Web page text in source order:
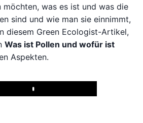
möchten, was es ist und was die
sind und wie man sie einnimmt,
diesem Green Ecologist-Artikel,
Was ist Pollen und wofür ist
Aspekten.
Play